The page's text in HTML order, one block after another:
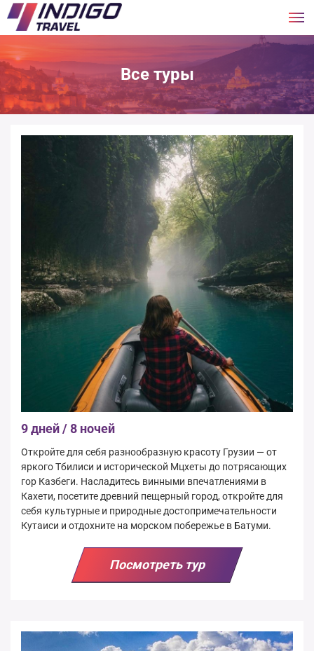
Все туры
9 дней / 8 ночей
Откройте для себя разнообразную красоту Грузии — от
яркого Тбилиси и исторической Мцхеты до потрясающих
гор Казбеги. Насладитесь винными впечатлениями в
Кахети, посетите древний пещерный город, откройте для
себя культурные и природные достопримечательности
Кутаиси и отдохните на морском побережье в Батуми.
Посмотреть тур